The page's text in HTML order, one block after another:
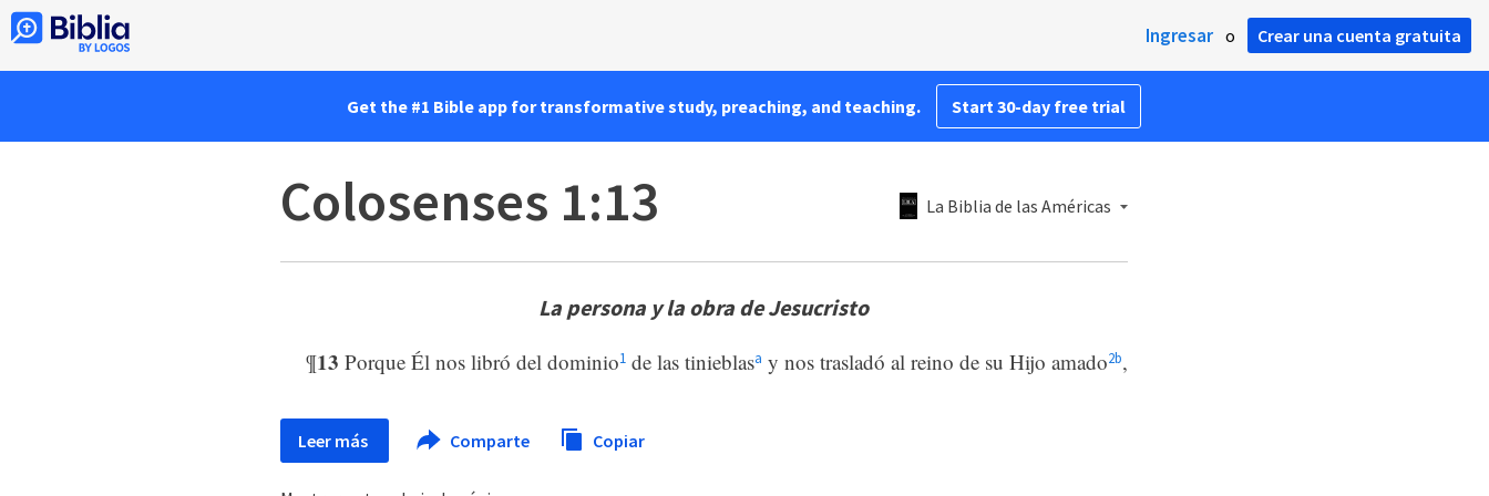
Ingresar o Crear una cuenta gratuita
Get the #1 Bible app for transformative study, preaching, and teaching. Start 30-day free trial
Colosenses 1:13 La Biblia de las Américas
La persona y la obra de Jesucristo
¶13 Porque Él nos libró del dominio1de las tinieblasa y nos trasladó al reino de su Hijo amado2b,
Leer más Comparte Copiar